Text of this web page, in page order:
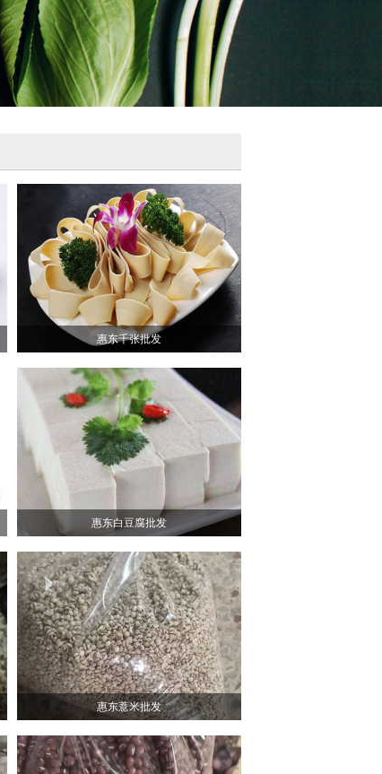
惠东千张批发
惠东白豆腐批发
惠东薏米批发